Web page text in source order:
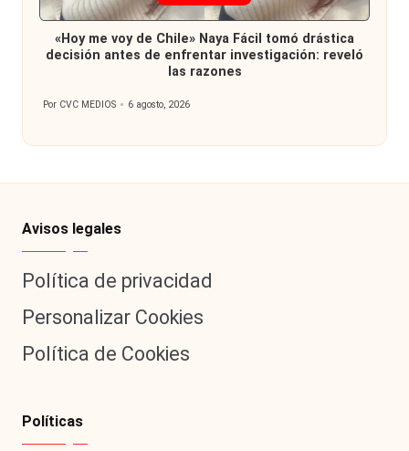
en
«Hoy me voy de Chile» Naya Fácil tomó drástica
decisión antes de enfrentar investigación: reveló
las razones
Publicado
Por CVC MEDIOS 6 agosto, 2026
Avisos legales
Política de privacidad
Personalizar Cookies
Política de Cookies
Políticas